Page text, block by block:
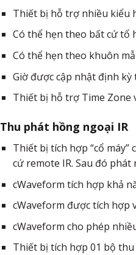
Thiết bị hỗ trợ nhiều kiểu
Có thể hẹn theo bất cứ tổ
Có thể hẹn theo khuôn
Giờ được cập nhật định
Thiết bị hỗ trợ Time Zone
Thu phát hồng ngoại IR
Thiết bị tích hợp “cổ
cứ remote IR. Sau đó
cWaveform tích hợp khả
cWaveform được tích hợp
cWaveform cho phép
Thiết bị tích hợp 01 bộ